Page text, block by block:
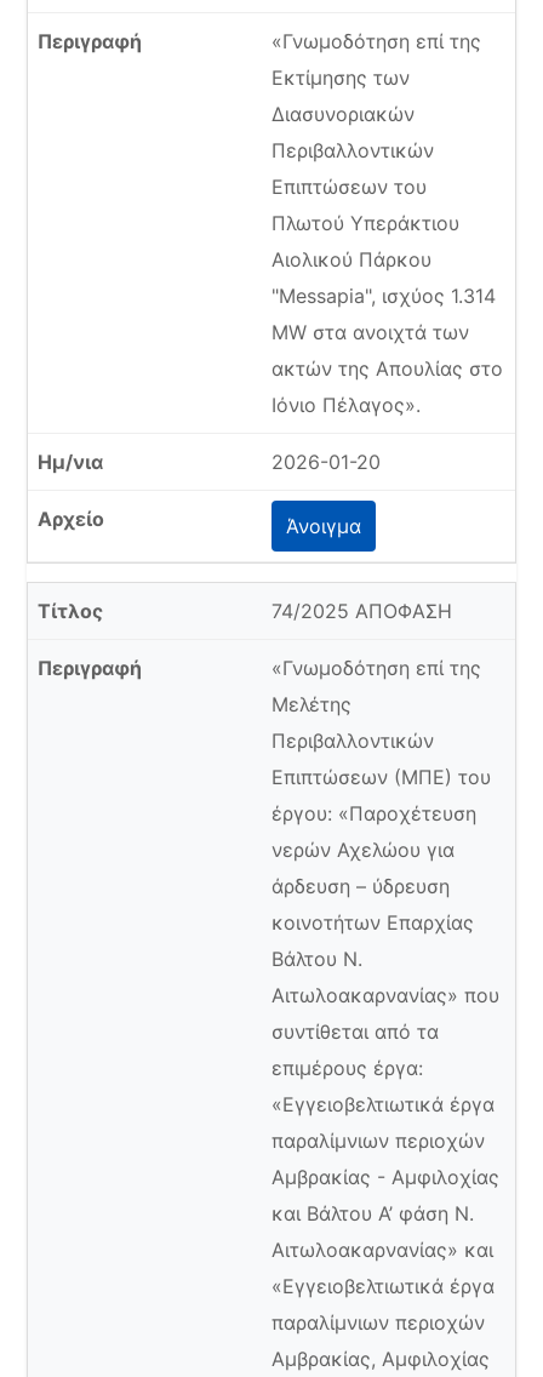
«Γνωμοδότηση επί της
Εκτίμησης των
Διασυνοριακών
Περιβαλλοντικών
Επιπτώσεων του
Πλωτού Υπεράκτιου
Αιολικού Πάρκου
"Messapia", ισχύος 1.314
MW στα ανοιχτά των
ακτών της Απουλίας στο
Ιόνιο Πέλαγος».
2026-01-20
Άνοιγμα
74/2025 ΑΠΟΦΑΣΗ
«Γνωμοδότηση επί της
Μελέτης
Περιβαλλοντικών
Επιπτώσεων (ΜΠΕ) του
έργου: «Παροχέτευση
νερών Αχελώου για
άρδευση – ύδρευση
κοινοτήτων Επαρχίας
Βάλτου Ν.
Αιτωλοακαρνανίας» που
συντίθεται από τα
επιμέρους έργα:
«Εγγειοβελτιωτικά έργα
παραλίμνιων περιοχών
Αμβρακίας - Αμφιλοχίας
και Βάλτου Α’ φάση Ν.
Αιτωλοακαρνανίας» και
«Εγγειοβελτιωτικά έργα
παραλίμνιων περιοχών
Αμβρακίας, Αμφιλοχίας